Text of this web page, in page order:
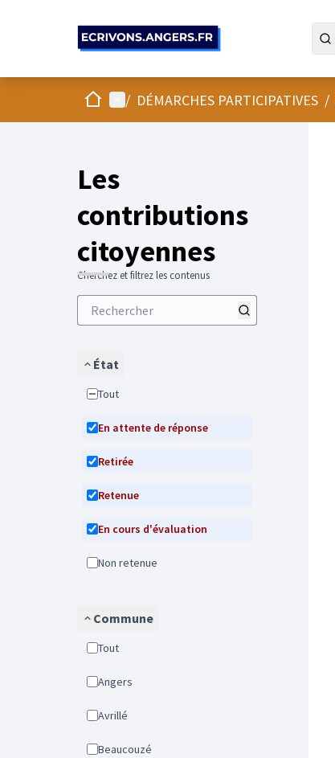
AccueilMenu principal
/ DÉMARCHES PARTICIPATIVES /
Les
contributions
citoyennes
Cherchez et filtrez les contenus
État
Tout
En attente de réponse
Retirée
Retenue
En cours d'évaluation
Non retenue
Commune
Tout
Angers
Avrillé
Beaucouzé